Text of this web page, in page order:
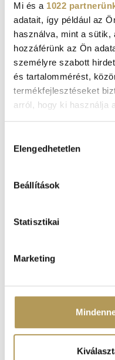
Mi és a 1022
adatait, így például az
használva, mint a sütik,
hozzáférünk az Ön
személyre szabott
és tartalommérést,
termékfejlesztéseket
arról, hogy ki használja
Az Ön
tulajdonságainak
módjairól és adja meg
valamint
megosztjuk az Ön
adatait, akik
kiválasztása
Elengedhetetlen
Beállítások
Statisztikai
Marketing
SPECIFIKUS
DEMENCIA
SZÍV- ÉS
GYERMEK
1-ES TÍPUSÚ